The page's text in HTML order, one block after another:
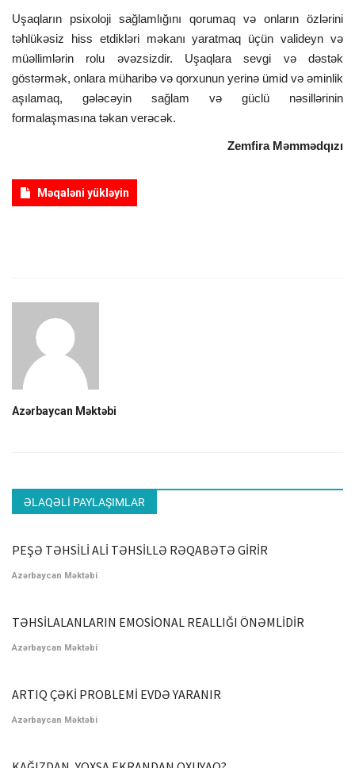
Uşaqların psixoloji sağlamlığını qorumaq və onların özlərini
təhlükəsiz hiss etdikləri məkanı yaratmaq üçün valideyn və
müəllimlərin rolu əvəzsizdir. Uşaqlara sevgi və dəstək
göstərmək, onlara müharibə və qorxunun yerinə ümid və əminlik
aşılamaq, gələcəyin sağlam və güclü nəsillərinin
formalaşmasına təkan verəcək.
Zemfira Məmmədqızı
Məqaləni yükləyin
Azərbaycan Məktəbi
ƏLAQƏLI PAYLAŞIMLAR
PEŞƏ TƏHSİLİ ALİ TƏHSİLLƏ RƏQABƏTƏ GİRİR
Azərbaycan Məktəbi
TƏHSİLALANLARIN EMOSİONAL REALLIĞI ÖNƏMLİDİR
Azərbaycan Məktəbi
ARTIQ ÇƏKİ PROBLEMİ EVDƏ YARANIR
Azərbaycan Məktəbi